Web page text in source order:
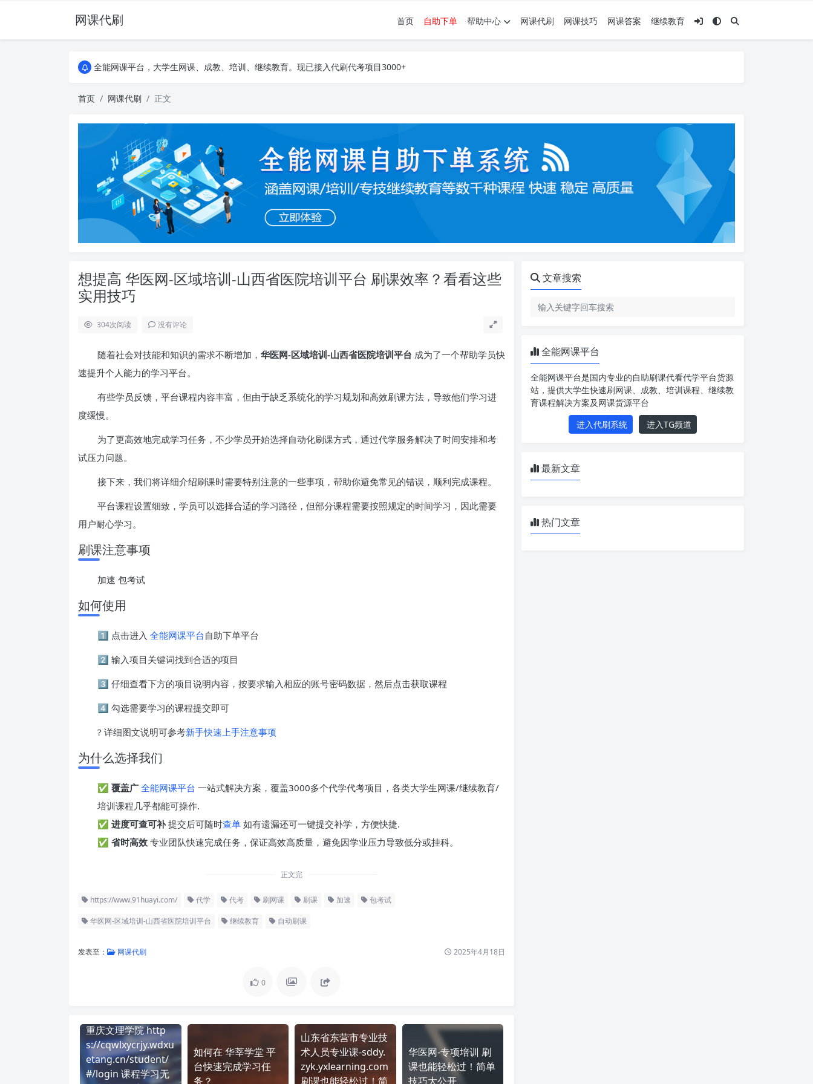
网课代刷 首页 自助下单 帮助中心 网课代刷 网课技巧 网课答案 继续教育
AI论文写作平台，根据真实文献内容生成论文
全能网课平台，大学生网课、成教、培训、继续教育。现已接入代刷代考项目3000+
全能网课平台，大学生网课、成教、培训、继续教育。现已接入代刷代考项目3000+
首页 网课代刷 正文
想提高 华医网-区域培训-山西省医院培训平台 刷课效率？看看这些
实用技巧
304次阅读 没有评论
随着社会对技能和知识的需求不断增加， 华医网-区域培训-山西省医院培训平台 成为了一个帮助学员快
速提升个人能力的学习平台。
有些学员反馈，平台课程内容丰富，但由于缺乏系统化的学习规划和高效刷课方法，导致他们学习进
度缓慢。
为了更高效地完成学习任务，不少学员开始选择自动化刷课方式，通过代学服务解决了时间安排和考
试压力问题。
接下来，我们将详细介绍刷课时需要特别注意的一些事项，帮助你避免常见的错误，顺利完成课程。
平台课程设置细致，学员可以选择合适的学习路径，但部分课程需要按照规定的时间学习，因此需要
用户耐心学习。
刷课注意事项
加速 包考试
如何使用
1️⃣ 点击进入 全能网课平台自助下单平台
2️⃣ 输入项目关键词找到合适的项目
3️⃣ 仔细查看下方的项目说明内容，按要求输入相应的账号密码数据，然后点击获取课程
4️⃣ 勾选需要学习的课程提交即可
? 详细图文说明可参考新手快速上手注意事项
为什么选择我们
✅ 覆盖广 全能网课平台 一站式解决方案，覆盖3000多个代学代考项目，各类大学生网课/继续教育/
培训课程几乎都能可操作.
✅ 进度可查可补提交后可随时查单 如有遗漏还可一键提交补学，方便快捷.
✅ 省时高效 专业团队快速完成任务，保证高效高质量，避免因学业压力导致低分或挂科。
正文完
https://www.91huayi.com/ 代学 代考 刷网课 刷课 加速 包考试
华医网-区域培训-山西省医院培训平台 继续教育 自动刷课
发表至： 网课代刷 2025年4月18日
0
重庆文理学院 http
s://cqwlxycrjy.wdxu
etang.cn/student/
#/login 课程学习无
如何在 华莘学堂 平
台快速完成学习任
务？
山东省东营市专业技
术人员专业课-sddy.
zyk.yxlearning.com
刷课也能轻松过！简
华医网-专项培训 刷
课也能轻松过！简单
技巧大公开
文章搜索
全能网课平台
全能网课平台是国内专业的自助刷课代看代学平台货源
站，提供大学生快速刷网课、成教、培训课程、继续教
育课程解决方案及网课货源平台
进入代刷系统
进入TG频道
最新文章
热门文章